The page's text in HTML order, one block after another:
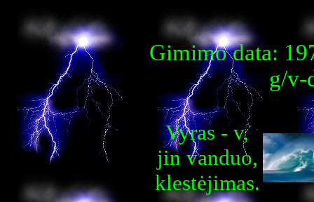
Gimimo data:
g/v-
Vyras - v,
jin vanduo,
klestėjimas.